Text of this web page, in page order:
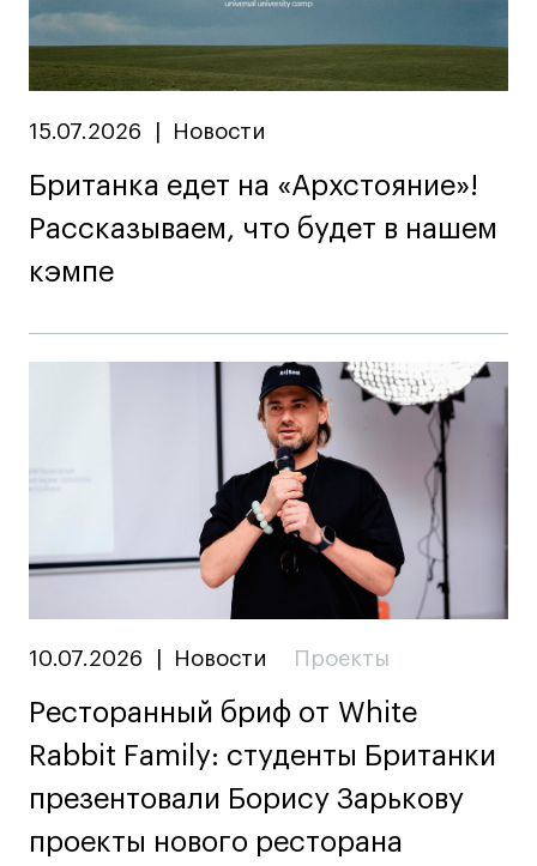
© 2026 БВШД
Условия возврата
Кредит на образование с господдержкой
Лицензия на осуществление образовательной
Университет»
15.07.2026 Новости
Британка едет на «Архстояние»!
Рассказываем, что будет в нашем
кэмпе
10.07.2026 Новости Проекты
Ресторанный бриф от White
Rabbit Family: студенты Британки
презентовали Борису Зарькову
проекты нового ресторана